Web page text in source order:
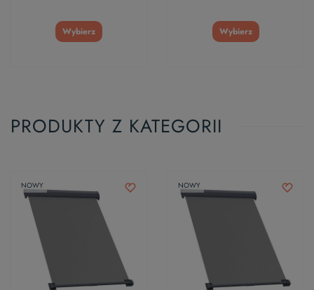
Wybierz Wybierz
PRODUKTY Z KATEGORII
NOWY NOWY